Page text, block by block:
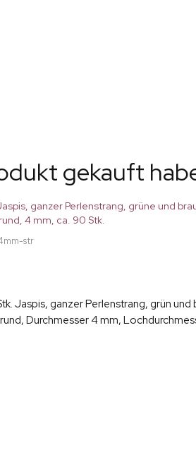
gekauft
ganzer Perlenstrang, grüne und
4 mm, ca. 90 Stk.
str
Jaspis, ganzer Perlenstrang, grün und
Durchmesser 4 mm,